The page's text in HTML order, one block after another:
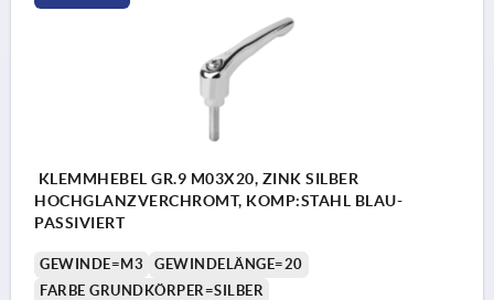
KLEMMHEBEL GR.9 M03X20, ZINK SILBER
HOCHGLANZVERCHROMT, KOMP:STAHL BLAU-
PASSIVIERT
GEWINDE=M3
GEWINDELÄNGE=20
FARBE GRUNDKÖRPER=SILBER